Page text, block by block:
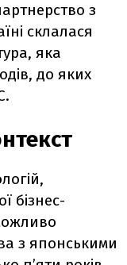
з
склалася
яка
до яких
бізнес-
з японськими